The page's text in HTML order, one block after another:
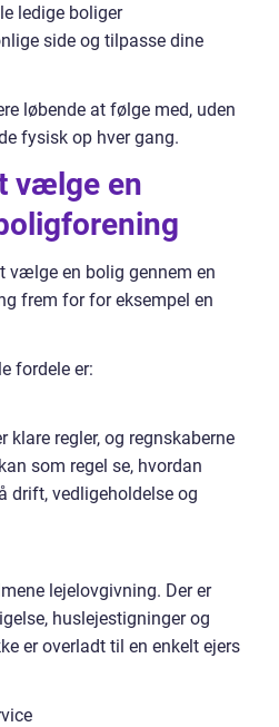
ledige boliger
side og tilpasse dine
løbende at følge med, uden
fysisk op hver gang.
vælge en
vælge en bolig gennem en
frem for for eksempel en
fordele er:
regler, og regnskaberne
som regel se, hvordan
drift, vedligeholdelse og
lejelovgivning. Der er
huslejestigninger og
er overladt til en enkelt ejers